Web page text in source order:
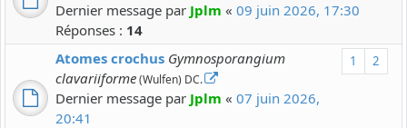
Dernier message par Jplm « 09 juin 2026, 17:30
Réponses : 14
1 2
Atomes crochus Gymnosporangium
clavariiforme(Wulfen) DC.
Dernier message par Jplm « 07 juin 2026,
20:41